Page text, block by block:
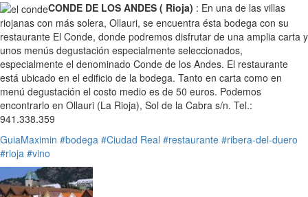
CONDE DE LOS ANDES ( Rioja) : En una de las villas
riojanas con más solera, Ollauri, se encuentra ésta bodega con su
restaurante El Conde, donde podremos disfrutar de una amplia carta y
unos menús degustación especialmente seleccionados,
especialmente el denominado Conde de los Andes. El restaurante
está ubicado en el edificio de la bodega. Tanto en carta como en
menú degustación el costo medio es de 50 euros. Podemos
encontrarlo en Ollauri (La Rioja), Sol de la Cabra s/n. Tel.:
941.338.359
GuiaMaximin #bodega #Ciudad Real #restaurante #ribera-del-duero
#rioja #vino